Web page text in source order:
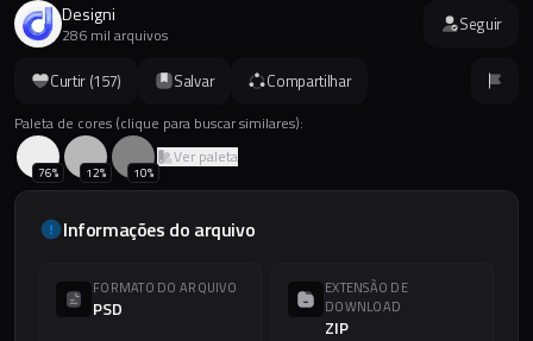
Curtir (157) Salvar Compartilhar
Paleta de cores (clique para buscar similares):
76% 12% 10%
Ver paleta
Informações do arquivo
FORMATO DO ARQUIVO
PSD
EXTENSÃO DE
DOWNLOAD
ZIP
Designi
286 mil arquivos Seguir